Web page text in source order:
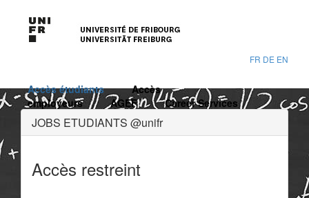
FR DE EN
Accès étudiants
Accès
employeurs
AGEF Career Services
JOBS ETUDIANTS @unifr
Accès restreint